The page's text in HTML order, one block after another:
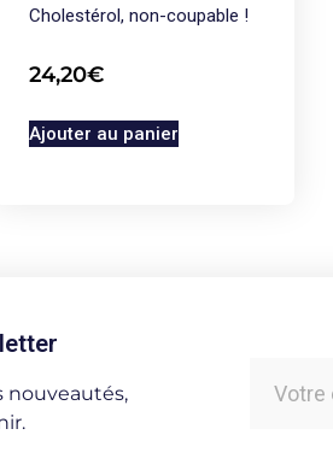
Cholestérol, non-coupable !
24,20€
Ajouter au panier
nouveautés,